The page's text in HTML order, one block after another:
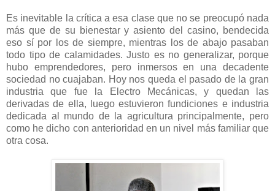
Es inevitable la crítica a esa clase que no se preocupó nada
más que de su bienestar y asiento del casino, bendecida
eso sí por los de siempre, mientras los de abajo pasaban
todo tipo de calamidades. Justo es no generalizar, porque
hubo emprendedores, pero inmersos en una decadente
sociedad no cuajaban. Hoy nos queda el pasado de la gran
industria que fue la Electro Mecánicas, y quedan las
derivadas de ella, luego estuvieron fundiciones e industria
dedicada al mundo de la agricultura principalmente, pero
como he dicho con anterioridad en un nivel más familiar que
otra cosa.